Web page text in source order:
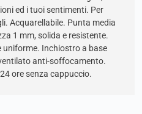
ed i tuoi sentimenti. Per
Acquarellabile. Punta media
1 mm, solida e resistente.
uniforme. Inchiostro a base
anti-soffocamento.
ore senza cappuccio.